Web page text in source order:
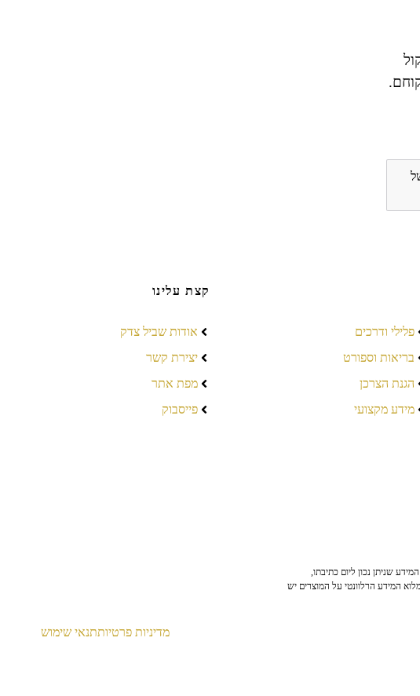
פלילי ודרכים
בריאות וספורט
הגנת הצרכן
מידע מקצועי
קצת עלינו
אודות שביל צדק
יצירת קשר
מפת אתר
פייסבוק
שניתן נכון ליום כתיבתו,
המידע הרלוונטי על המוצרים יש
מדיניות פרטיותתנאי שימוש